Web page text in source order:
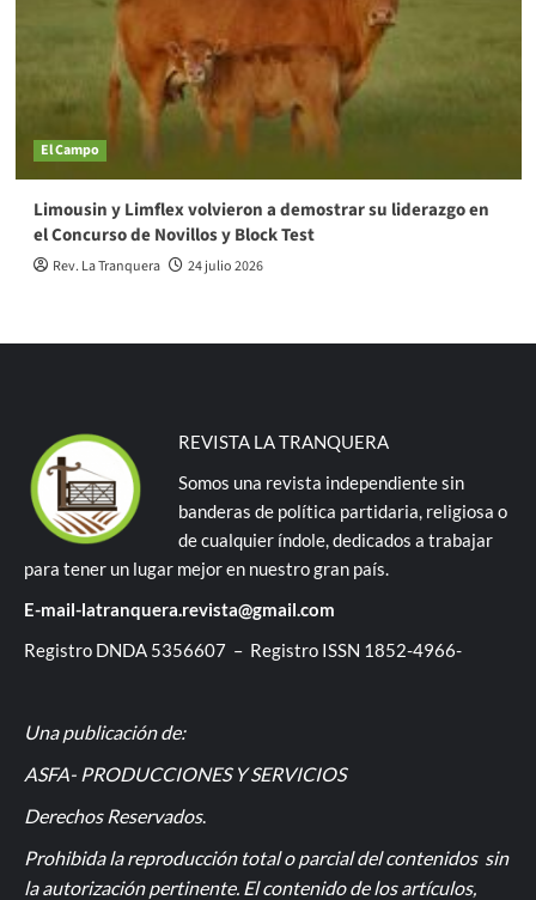
El Campo
Limousin y Limflex volvieron a demostrar su liderazgo en
el Concurso de Novillos y Block Test
Rev. La Tranquera 24 julio 2026
REVISTA LA TRANQUERA
Somos una revista independiente sin
banderas de política partidaria, religiosa o
de cualquier índole, dedicados a trabajar
para tener un lugar mejor en nuestro gran país.
E-mail-latranquera.revista@gmail.com
Registro DNDA 5356607 – Registro ISSN 1852-4966-
Una publicación de:
ASFA- PRODUCCIONES Y SERVICIOS
Derechos Reservados.
Prohibida la reproducción total o parcial del contenidos sin
la autorización pertinente. El contenido de los artículos,